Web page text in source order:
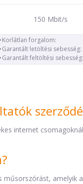
150 Mbit/s
Korlátlan forgalom:
Garantált letöltési sebesség:
Garantált feltöltési sebesség:
internet